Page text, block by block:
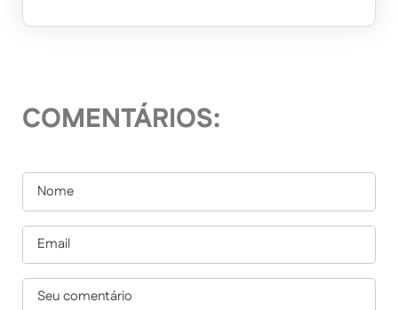
COMENTÁRIOS: